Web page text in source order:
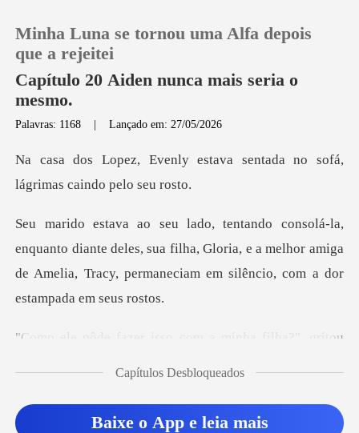
Loja
Sair
Baixar App
Minha Luna se tornou uma Alfa depois
que a rejeitei
Capítulo 20 Aiden nunca mais seria o
mesmo.
Palavras: 1168 |Lançado em: 27/05/2026
stava sentada no sofá,
lágr
ante deles, sua filha, Gloria, e a melhor amiga
de Amelia, Trac
o com a minha filha?", g
Capítulos Desbloqueados
Baixe o App e leia mais